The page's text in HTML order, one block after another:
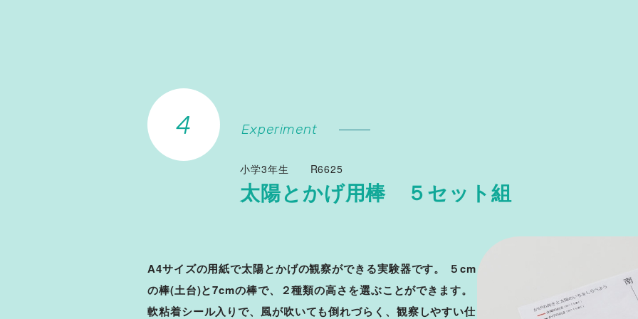
Experiment
太陽とかげ用棒 ５セット組
小学3年生 R6625
A4サイズの用紙で太陽とかげの観察ができる実験器です。 ５cm
の棒(土台)と7cmの棒で、２種類の高さを選ぶことができます。
軟粘着シール入りで、風が吹いても倒れづらく、観察しやすい仕